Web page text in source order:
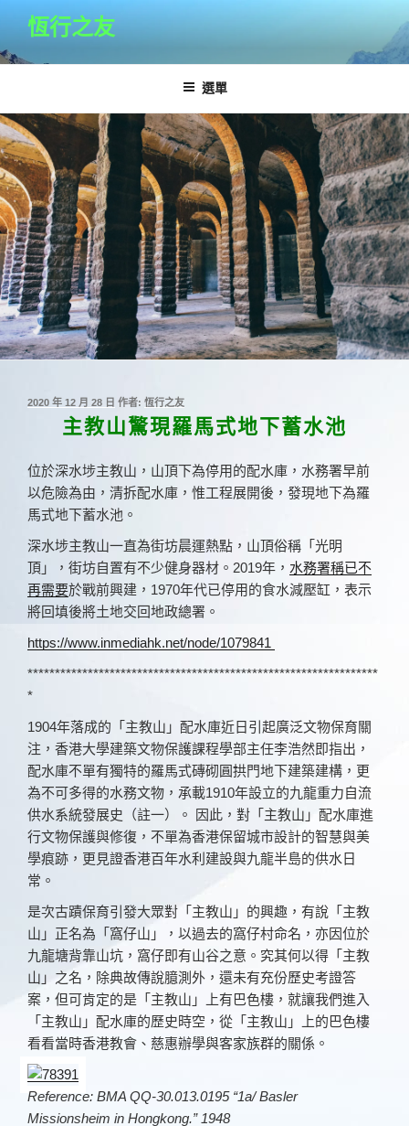
主
容
恆行之友
選單
發
2020 年 12 月 28 日 作者: 恆行之友
主教山驚現羅馬式地下蓄水池
位於深水埗主教山，山頂下為停用的配水庫，水務署早前
以危險為由，清拆配水庫，惟工程展開後，發現地下為羅
馬式地下蓄水池。
深水埗主教山一直為街坊晨運熱點，山頂俗稱「光明
頂」，街坊自置有不少健身器材。2019年， 水務署稱已不
再需要於戰前興建，1970年代已停用的食水減壓缸，表示
將回填後將土地交回地政總署。
https://www.inmediahk.net/node/1079841
****************************************************************
*
1904年落成的「主教山」配水庫近日引起廣泛文物保育關
注，香港大學建築文物保護課程學部主任李浩然即指出，
配水庫不單有獨特的羅馬式磚砌圓拱門地下建築建構，更
為不可多得的水務文物，承載1910年設立的九龍重力自流
供水系統發展史（註一）。 因此，對「主教山」配水庫進
行文物保護與修復，不單為香港保留城市設計的智慧與美
學痕跡，更見證香港百年水利建設與九龍半島的供水日
常。
是次古蹟保育引發大眾對「主教山」的興趣，有說「主教
山」正名為「窩仔山」，以過去的窩仔村命名，亦因位於
九龍塘背靠山坑，窩仔即有山谷之意。究其何以得「主教
山」之名，除典故傳說臆測外，還未有充份歷史考證答
案，但可肯定的是「主教山」上有巴色樓，就讓我們進入
「主教山」配水庫的歷史時空，從「主教山」上的巴色樓
看看當時香港教會、慈惠辦學與客家族群的關係。
Reference: BMA QQ-30.013.0195 “1a/ Basler
Missionsheim in Hongkong.” 1948
恆行之友
Add to Home Screen
Continue in browser